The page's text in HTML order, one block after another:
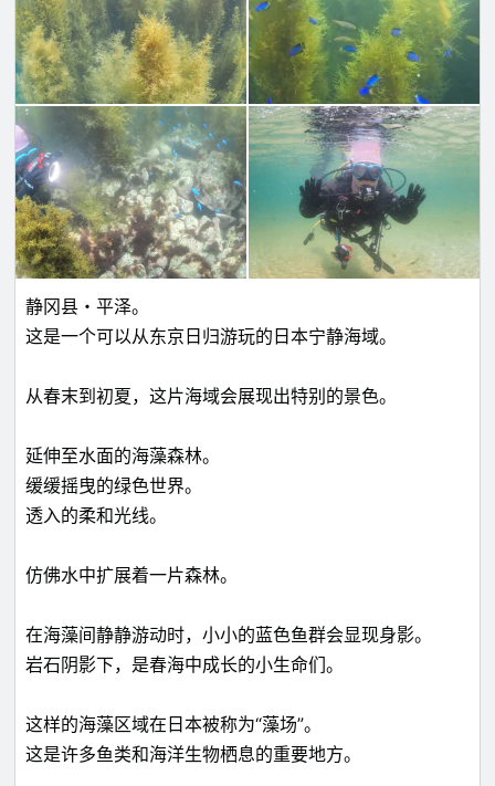
静冈县・平泽。
这是一个可以从东京日归游玩的日本宁静海域。
从春末到初夏，这片海域会展现出特别的景色。
延伸至水面的海藻森林。
缓缓摇曳的绿色世界。
透入的柔和光线。
仿佛水中扩展着一片森林。
在海藻间静静游动时，小小的蓝色鱼群会显现身影。
岩石阴影下，是春海中成长的小生命们。
这样的海藻区域在日本被称为“藻场”。
这是许多鱼类和海洋生物栖息的重要地方。